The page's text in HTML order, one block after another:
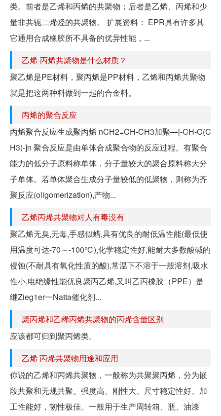
类。前者是乙烯和丙烯的共聚物；后者是乙烯、丙烯和少
量非共轭二烯烃的共聚物。 扩展资料： EPR具有许多其
它通用合成橡胶所不具备的优异性能，...
乙烯-丙烯共聚物是什么材质？
聚乙烯是PE材料，聚丙烯是PP材料，乙烯和丙烯共聚物
就是把这两种料做到一起的合金料。
丙烯的聚合反应
丙烯聚合反应生成聚丙烯 nCH2=CH-CH3加聚—[-CH-C(C
H3)-]n 聚合反应是由单体合成聚合物的反应过程。有聚合
能力的低分子原料称单体，分子量较大的聚合原料称大分
子单体。若单体聚合生成分子量较低的低聚物，则称为齐
聚反应(oligomerization),产物...
乙烯丙烯共聚物对人有毒没有
聚乙烯无臭,无毒,手感似蜡,具有优良的耐低温性能(最低使
用温度可达-70～-100℃),化学稳定性好,能耐大多数酸碱的
侵蚀(不耐具有氧化性质的酸),常温下不溶于一般溶剂,吸水
性小,电绝缘性能优良聚丙乙烯,又叫乙丙橡胶（PPE）是
继Zieg1er一Natta催化剂...
聚丙烯和乙稀丙烯共聚物的丙烯含量区别
应该都可归到聚丙烯类。
乙烯 丙烯共聚物用途和应用
你说的乙烯和丙烯共聚物，一般称为共聚聚丙烯，分为嵌
段共聚和无规共聚。强度高、刚性大、尺寸稳定性好、加
工性能好，韧性极佳。一般用于生产周转箱、瓶、油漆